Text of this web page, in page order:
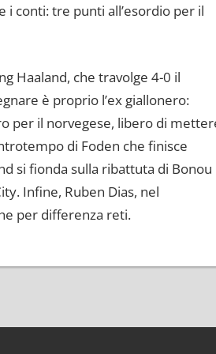
i conti: tre punti all’esordio per il
Haaland, che travolge 4-0 il
è proprio l’ex giallonero:
per il norvegese, libero di
di Foden che finisce
si fionda sulla ribattuta di Bonou
Infine, Ruben Dias, nel
per differenza reti.